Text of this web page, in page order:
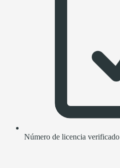
Número de licencia verificado